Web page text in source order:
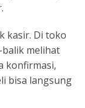
kasir. Di toko
melihat
konfirmasi,
bisa langsung